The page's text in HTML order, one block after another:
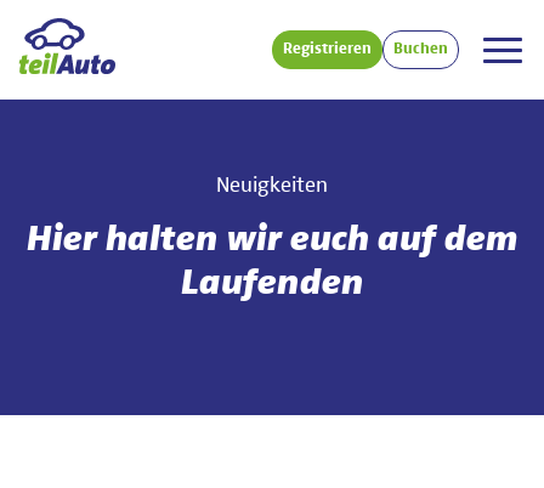
Registrieren Buchen
Neuigkeiten
Hier halten wir euch auf dem
Laufenden